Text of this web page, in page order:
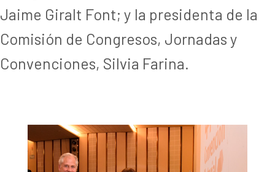
Jaime Giralt Font; y la presidenta de la
Comisión de Congresos, Jornadas y
Convenciones, Silvia Farina.